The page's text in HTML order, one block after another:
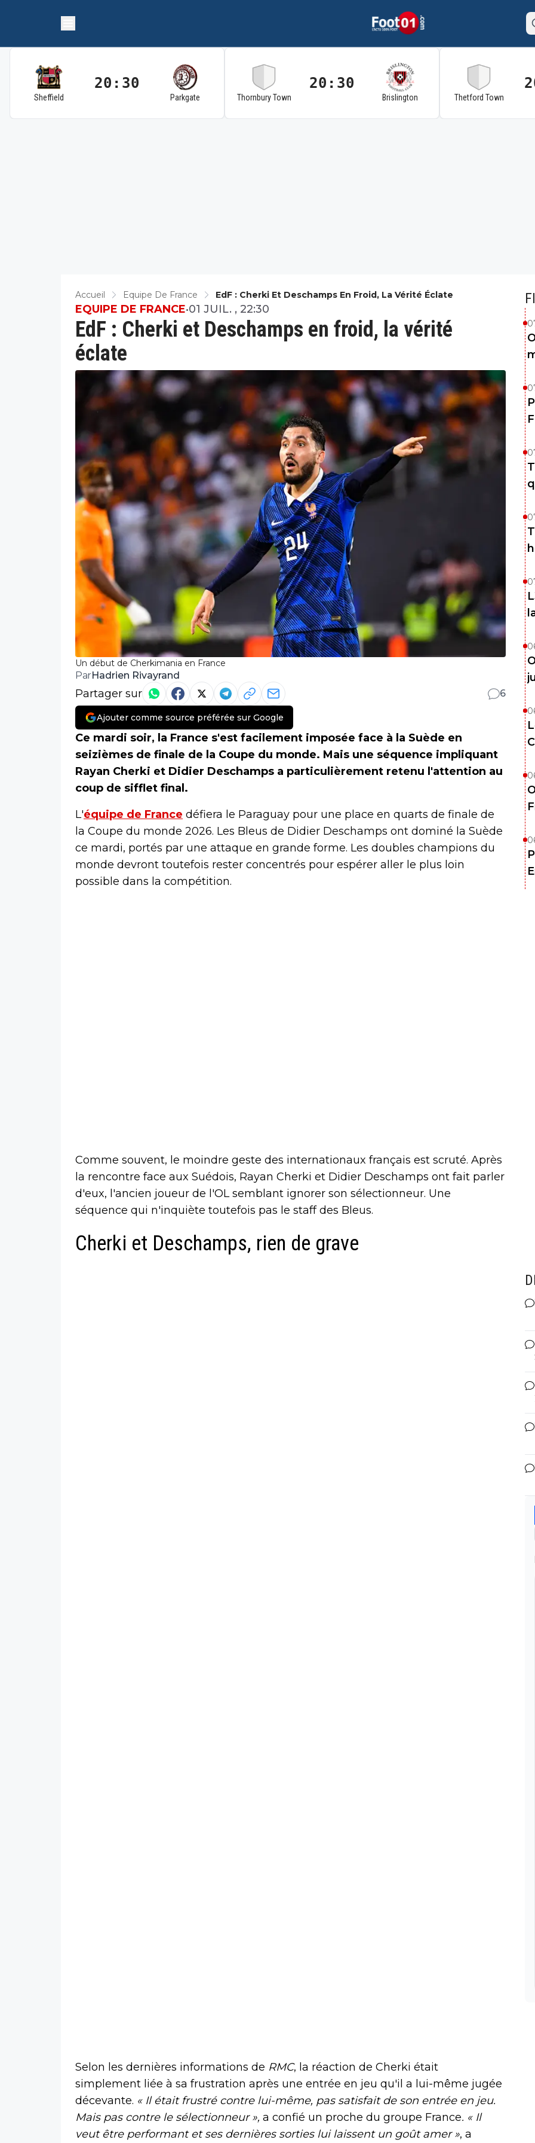
Sheffield
20:30
Parkgate Thornbury Town
20:30
Brislington Thetford Town
Accueil Equipe De France EdF : Cherki Et Deschamps En Froid, La Vérité Éclate
Un début de Cherkimania en France
EdF : Cherki et Deschamps en froid, la vérité
éclate
EQUIPE DE FRANCE•01 JUIL. , 22:30
ParHadrien Rivayrand
Partager sur 6
Ajouter comme source préférée sur Google
Ce mardi soir, la France s'est facilement imposée face à la Suède en
seizièmes de finale de la Coupe du monde. Mais une séquence impliquant
Rayan Cherki et Didier Deschamps a particulièrement retenu l'attention au
coup de sifflet final.
L'équipe de France défiera le Paraguay pour une place en quarts de finale de
la Coupe du monde 2026. Les Bleus de Didier Deschamps ont dominé la Suède
ce mardi, portés par une attaque en grande forme. Les doubles champions du
monde devront toutefois rester concentrés pour espérer aller le plus loin
possible dans la compétition.
Comme souvent, le moindre geste des internationaux français est scruté. Après
la rencontre face aux Suédois, Rayan Cherki et Didier Deschamps ont fait parler
d'eux, l'ancien joueur de l'OL semblant ignorer son sélectionneur. Une
séquence qui n'inquiète toutefois pas le staff des Bleus.
Cherki et Deschamps, rien de grave
Selon les dernières informations de RMC, la réaction de Cherki était
simplement liée à sa frustration après une entrée en jeu qu'il a lui-même jugée
décevante. « Il était frustré contre lui-même, pas satisfait de son entrée en jeu.
Mais pas contre le sélectionneur », a confié un proche du groupe France. « Il
veut être performant et ses dernières sorties lui laissent un goût amer », a